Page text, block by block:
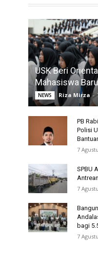
USK Beri
Mahasiswa
NEWS Riza Mirza -
PB
Polisi
7
SPBU
7
bagi
7